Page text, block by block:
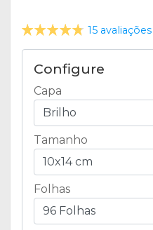
15 avaliações
Configure
Capa
Brilho
Tamanho
10x14 cm
Folhas
96 Folhas